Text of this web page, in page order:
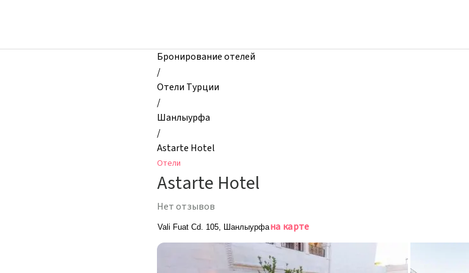
Astarte
Бронирование отелей
/
Отели Турции
/
Шанлыурфа
/
Astarte Hotel
Отели
Astarte Hotel
Нет отзывов
Vali Fuat Cd. 105, Шанлыурфана карте